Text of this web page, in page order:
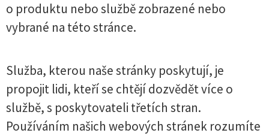
o produktu nebo službě zobrazené nebo
vybrané na této stránce.
Služba, kterou naše stránky poskytují, je
propojit lidi, kteří se chtějí dozvědět více o
službě, s poskytovateli třetích stran.
Používáním našich webových stránek rozumíte